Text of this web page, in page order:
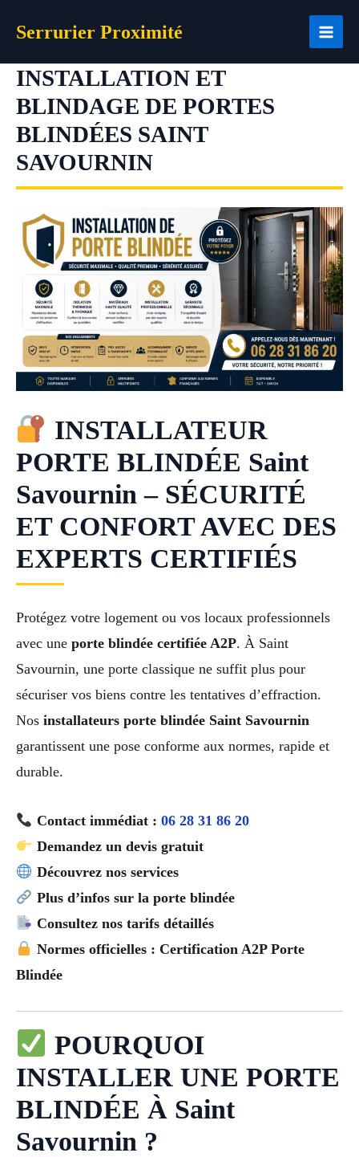
Serrurier Proximité
INSTALLATION ET
BLINDAGE DE PORTES
BLINDÉES SAINT
SAVOURNIN
INSTALLATEUR
PORTE BLINDÉE Saint
Savournin – SÉCURITÉ
ET CONFORT AVEC DES
EXPERTS CERTIFIÉS
Protégez votre logement ou vos locaux professionnels
avec une porte blindée certifiée A2P. À Saint
Savournin, une porte classique ne suffit plus pour
sécuriser vos biens contre les tentatives d’effraction.
Nos installateurs porte blindée Saint Savournin
garantissent une pose conforme aux normes, rapide et
durable.
Contact immédiat : 06 28 31 86 20
Demandez un devis gratuit
Découvrez nos services
Plus d’infos sur la porte blindée
Consultez nos tarifs détaillés
Normes officielles : Certification A2P Porte
Blindée
POURQUOI
INSTALLER UNE PORTE
BLINDÉE À Saint
Savournin ?